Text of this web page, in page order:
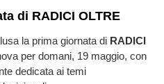
di RADICI OLTRE
la prima giornata di RADICI
per domani, 19 maggio, con
dedicata ai temi